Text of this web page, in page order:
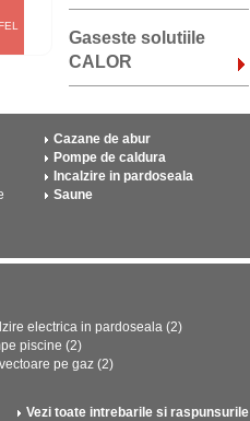
Gaseste solutiile
CALOR
Cazane de abur
Pompe de caldura
Incalzire in pardoseala
Saune
electrica in pardoseala (2)
piscine (2)
pe gaz (2)
Vezi toate intrebarile si raspunsurile